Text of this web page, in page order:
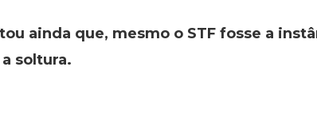
ainda que, mesmo o STF fosse a
soltura.